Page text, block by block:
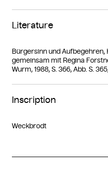
Literature
Bürgersinn und Aufbegehren,
gemeinsam mit Regina
Wurm, 1988, S. 366, Abb. S.
Inscription
Weckbrodt